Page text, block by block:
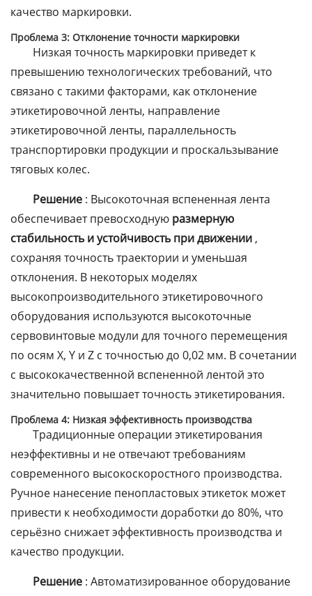
качество маркировки.
Проблема 3: Отклонение точности маркировки
Низкая точность маркировки приведет к
превышению технологических требований, что
связано с такими факторами, как отклонение
этикетировочной ленты, направление
этикетировочной ленты, параллельность
транспортировки продукции и проскальзывание
тяговых колес.
Решение : Высокоточная вспененная лента
обеспечивает превосходную размерную
стабильность и устойчивость при движении ,
сохраняя точность траектории и уменьшая
отклонения. В некоторых моделях
высокопроизводительного этикетировочного
оборудования используются высокоточные
сервовинтовые модули для точного перемещения
по осям X, Y и Z с точностью до 0,02 мм. В сочетании
с высококачественной вспененной лентой это
значительно повышает точность этикетирования.
Проблема 4: Низкая эффективность производства
Традиционные операции этикетирования
неэффективны и не отвечают требованиям
современного высокоскоростного производства.
Ручное нанесение пенопластовых этикеток может
привести к необходимости доработки до 80%, что
серьёзно снижает эффективность производства и
качество продукции.
Решение : Автоматизированное оборудование